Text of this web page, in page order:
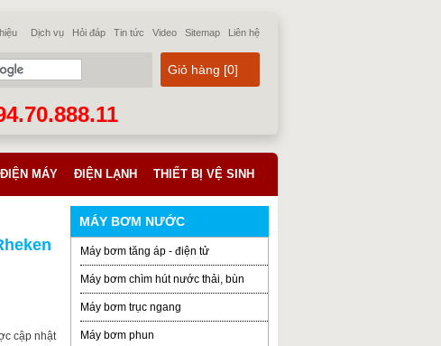
Dịch vụ Hỏi đáp Tin tức Video Sitemap Liên hệ
Giỏ hàng [0]
ĐIỆN MÁY ĐIỆN LẠNH THIẾT BỊ VỆ SINH
cập nhật
MÁY BƠM NƯỚC
Máy bơm tăng áp - điện tử
Máy bơm chìm hút nước thải, bùn
Máy bơm trục ngang
Máy bơm phun